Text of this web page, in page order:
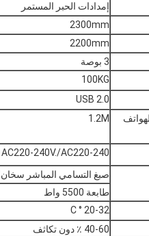
إمدادات الحبر المستمر
2300mm
2200mm
3 بوصة
100KG
USB 2.0
1.2M
AC220-240V./AC220-240 التكيف 50/60 هرتز
صبغ التسامي المباشر سخان 3500W
طابعة 5500 واط
20-32 ° C
40-60 ٪ دون تكاثف